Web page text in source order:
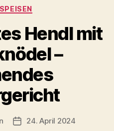
Kategorien
Hendl mit
–
Veröffentlichungsdatum
24. April 2024